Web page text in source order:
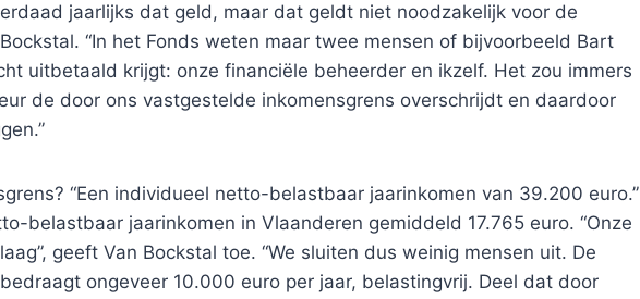
jaarlijks dat geld, maar dat geldt niet noodzakelijk voor de
“In het Fonds weten maar twee mensen of bijvoorbeeld Bart
uitbetaald krijgt: onze financiële beheerder en ikzelf. Het zou immers
de door ons vastgestelde inkomensgrens overschrijdt en daardoor
“Een individueel netto-belastbaar jaarinkomen van 39.200 euro.”
belastbaar jaarinkomen in Vlaanderen gemiddeld 17.765 euro. “Onze
geeft Van Bockstal toe. “We sluiten dus weinig mensen uit. De
ongeveer 10.000 euro per jaar, belastingvrij. Deel dat door